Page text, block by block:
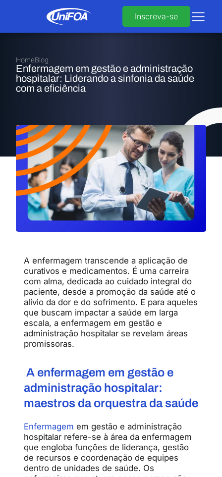
Inscreva-se
HomeBlog
Enfermagem em gestão e administração
hospitalar: Liderando a sinfonia da saúde
com a eficiência
A enfermagem transcende a aplicação de
curativos e medicamentos. É uma carreira
com alma, dedicada ao cuidado integral do
paciente, desde a promoção da saúde até o
alívio da dor e do sofrimento. E para aqueles
que buscam impactar a saúde em larga
escala, a enfermagem em gestão e
administração hospitalar se revelam áreas
promissoras.
A enfermagem em gestão e
administração hospitalar:
maestros da orquestra da saúde
Enfermagem em gestão e administração
hospitalar refere-se à área da enfermagem
que engloba funções de liderança, gestão
de recursos e coordenação de equipes
dentro de unidades de saúde. Os